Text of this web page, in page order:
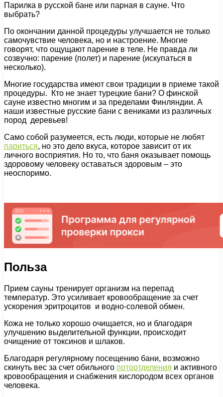
Парилка в русской бане или парная в сауне. Что
выбрать?
По окончании данной процедуры улучшается не только
самочувствие человека, но и настроение. Многие
говорят, что ощущают парение в теле. Не правда ли
созвучно: парение (полет) и парение (искупаться в
несколько).
Многие государства имеют свои традиции в приеме такой
процедуры. Кто не знает турецкие бани? О финской
сауне известно многим и за пределами Финляндии. А
наши известные русские бани с вениками из различных
пород деревьев!
Само собой разумеется, есть люди, которые не любят
париться, но это дело вкуса, которое зависит от их
личного восприятия. Но то, что баня оказывает помощь
здоровому человеку оставаться здоровым – это
неоспоримо.
Польза
Прием сауны тренирует организм на перепад
температур. Это усиливает кровообращение за счет
ускорения эритроцитов и водно-солевой обмен.
Кожа не только хорошо очищается, но и благодаря
улучшению выделительной функции, происходит
очищение от токсинов и шлаков.
Благодаря регулярному посещению бани, возможно
скинуть вес за счет обильного потоотделения и активного
кровообращения и снабжения кислородом всех органов
человека.